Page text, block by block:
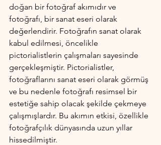
doğan bir fotoğraf akımıdır ve
fotoğrafı, bir sanat eseri olarak
değerlendirir. Fotoğrafın sanat olarak
kabul edilmesi, öncelikle
pictorialistlerin çalışmaları sayesinde
gerçekleşmiştir. Pictorialistler,
fotoğraflarını sanat eseri olarak görmüş
ve bu nedenle fotoğrafı resimsel bir
estetiğe sahip olacak şekilde çekmeye
çalışmışlardır. Bu akımın etkisi, özellikle
fotoğrafçılık dünyasında uzun yıllar
hissedilmiştir.